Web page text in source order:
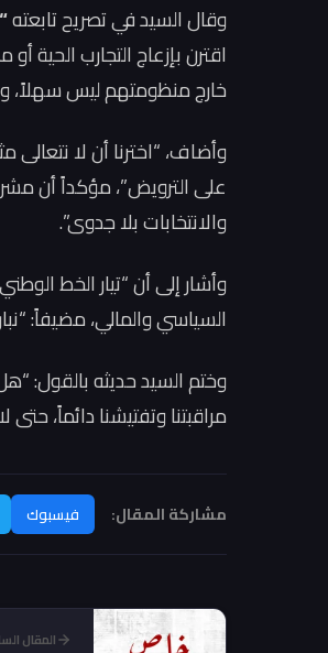
وقال السيد في تصريح تابعته
اقترن بإزعاج التجارب الحية
خارج منظومتهم ليس سهلاً،
وأضاف، “اخترنا أن لا
على الترويض”، مؤكداً أن
والانتخابات بلا جدوى”.
وأشار إلى أن “تيار الخط
السياسي والمالي، مضيفاً:
وختم السيد حديثه بالقول:
مراقبتنا وتفتيشنا دائماً،
مشاركة المقال: فيسبوك
المقال